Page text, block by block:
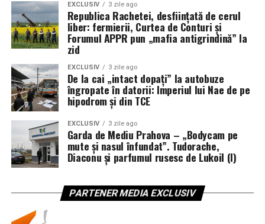
EXCLUSIV 3 zile ago
Republica Rachetei, desființată de cerul
liber: fermierii, Curtea de Conturi și
Forumul APPR pun „mafia antigrindină” la
zid
EXCLUSIV 3 zile ago
De la cai „intact dopați” la autobuze
îngropate în datorii: Imperiul lui Nae de pe
hipodrom și din TCE
EXCLUSIV 3 zile ago
Garda de Mediu Prahova – „Bodycam pe
mute și nasul înfundat”. Tudorache,
Diaconu și parfumul rusesc de Lukoil (I)
PARTENER MEDIA EXCLUSIV